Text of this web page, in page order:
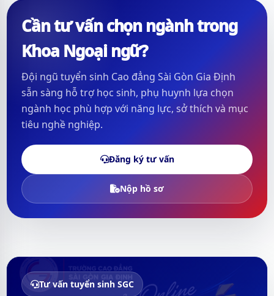
Cần tư vấn chọn ngành trong
Khoa Ngoại ngữ?
Đội ngũ tuyển sinh Cao đẳng Sài Gòn Gia Định
sẵn sàng hỗ trợ học sinh, phụ huynh lựa chọn
ngành học phù hợp với năng lực, sở thích và mục
tiêu nghề nghiệp.
Đăng ký tư vấn
Nộp hồ sơ
Tư vấn tuyển sinh SGC